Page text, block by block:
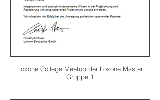
Loxone College Meetup der Loxone Master
Gruppe 1